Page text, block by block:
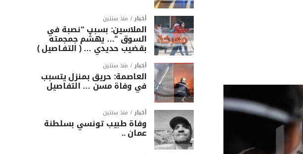
أخبار منذ سنتين
الملاسين: بسبب “نصبة في
السوق “… يهشّم جمجمته
بقضيب حديدي … ( التفـاصيل )
أخبار منذ سنتين
العاصمة: حريق بمنزل يتسبب
في وفاة مسن … التفاصيل
أخبار منذ سنتين
وفاة طبيب تونسي بسلطنة
عمان ..